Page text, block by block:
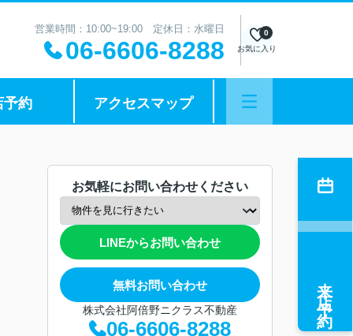
営業時間：10:00~19:00 定休日：水曜日
06-6606-8288 お気に入り
0
予約 アクセスマップ
お気軽にお問い合わせください
LINEからお問い合わせ
無料お問い合わせ
株式会社阿倍野ニクラス不動産
06-6606-8288
来店予約